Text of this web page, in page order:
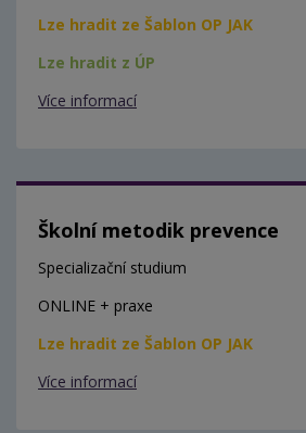
Lze hradit ze Šablon OP JAK
Lze hradit z ÚP
Více informací
Školní metodik prevence
Specializační studium
ONLINE + praxe
Lze hradit ze Šablon OP JAK
Více informací